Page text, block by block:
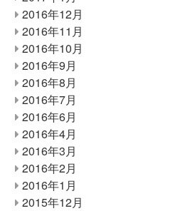
2016年12月
2016年11月
2016年10月
2016年9月
2016年8月
2016年7月
2016年6月
2016年4月
2016年3月
2016年2月
2016年1月
2015年12月